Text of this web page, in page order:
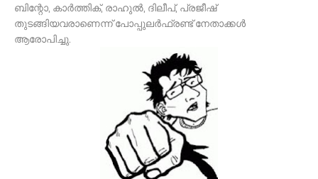
ബിന്റോ, കാര്‍ത്തിക്, രാഹുല്‍, ദിലീപ്, പ്രജീഷ്
തുടങ്ങിയവരാണെന്ന് പോപ്പുലര്‍ഫ്രണ്ട് നേതാക്കള്‍
ആരോപിച്ചു.